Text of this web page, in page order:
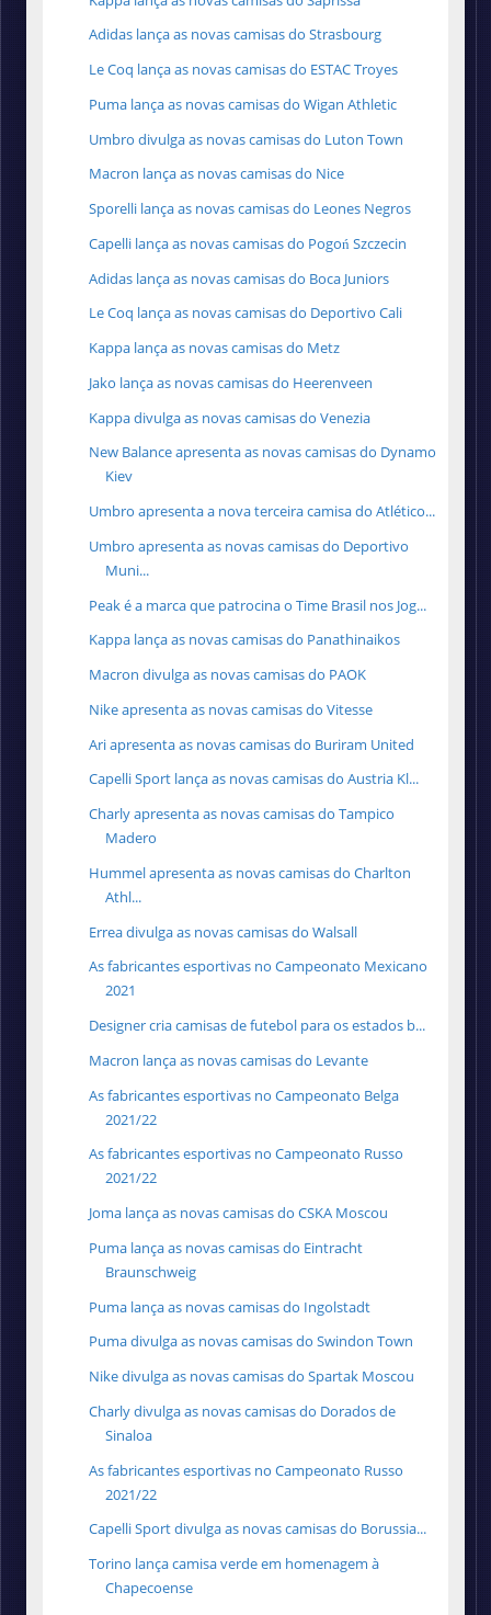
Adidas lança as novas camisas do Strasbourg
Le Coq lança as novas camisas do ESTAC Troyes
Puma lança as novas camisas do Wigan Athletic
Umbro divulga as novas camisas do Luton Town
Macron lança as novas camisas do Nice
Sporelli lança as novas camisas do Leones Negros
Capelli lança as novas camisas do Pogoń Szczecin
Adidas lança as novas camisas do Boca Juniors
Le Coq lança as novas camisas do Deportivo Cali
Kappa lança as novas camisas do Metz
Jako lança as novas camisas do Heerenveen
Kappa divulga as novas camisas do Venezia
New Balance apresenta as novas camisas do Dynamo
Kiev
Umbro apresenta a nova terceira camisa do Atlético...
Umbro apresenta as novas camisas do Deportivo
Muni...
Peak é a marca que patrocina o Time Brasil nos Jog...
Kappa lança as novas camisas do Panathinaikos
Macron divulga as novas camisas do PAOK
Nike apresenta as novas camisas do Vitesse
Ari apresenta as novas camisas do Buriram United
Capelli Sport lança as novas camisas do Austria Kl...
Charly apresenta as novas camisas do Tampico
Madero
Hummel apresenta as novas camisas do Charlton
Athl...
Errea divulga as novas camisas do Walsall
As fabricantes esportivas no Campeonato Mexicano
2021
Designer cria camisas de futebol para os estados b...
Macron lança as novas camisas do Levante
As fabricantes esportivas no Campeonato Belga
2021/22
As fabricantes esportivas no Campeonato Russo
2021/22
Joma lança as novas camisas do CSKA Moscou
Puma lança as novas camisas do Eintracht
Braunschweig
Puma lança as novas camisas do Ingolstadt
Puma divulga as novas camisas do Swindon Town
Nike divulga as novas camisas do Spartak Moscou
Charly divulga as novas camisas do Dorados de
Sinaloa
As fabricantes esportivas no Campeonato Russo
2021/22
Capelli Sport divulga as novas camisas do Borussia...
Torino lança camisa verde em homenagem à
Chapecoense